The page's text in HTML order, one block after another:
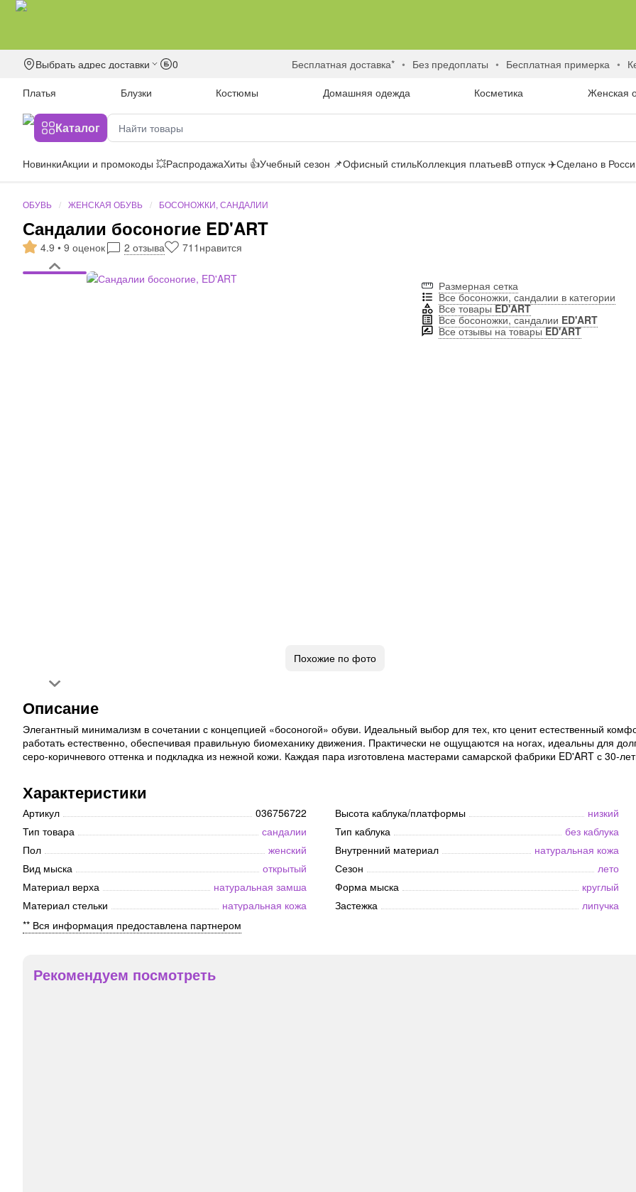
Выбрать адрес доставки 0 бесплатная доставка* без предоплаты бесплатная примерка
Платья
Блузки Костюмы Домашняя одежда Косметика Женская
Каталог
НовинкиАкции и промокоды 💥РаспродажаХиты 👍Учебный сезон 📌Офисный стильКоллекция платьевВ отпуск ✈️Сделано в
ОБУВЬ ЖЕНСКАЯ ОБУВЬ БОСОНОЖКИ, САНДАЛИИ
Сандалии босоногие ED'ART
4.9 • 9 оценок 2 отзыва 711 нравится
Похожие по фото
Размерная сетка
Все босоножки, сандалии в категории
Все товарыED'ART
Все босоножки, сандалии ED'ART
Все отзывы на товарыED'ART
Описание
Элегантный минимализм в сочетании с концепцией «босоногой» обуви. Идеальный выбор для тех, кто ценит естественный
работать естественно, обеспечивая правильную биомеханику движения. Практически не ощущаются на ногах, идеальны для
серо-коричневого оттенка и подкладка из нежной кожи. Каждая пара изготовлена мастерами самарской фабрики ED'ART с 30-
Характеристики
Артикул
036756722
Тип товара
сандалии
Пол
женский
Вид мыска
открытый
Материал верха
натуральная замша
Материал стельки
натуральная кожа
Высота каблука/платформы
низкий
Тип каблука
без каблука
Внутренний материал
натуральная кожа
Сезон
лето
Форма мыска
круглый
Застежка
липучка
** Вся информация предоставлена партнером
Рекомендуем посмотреть